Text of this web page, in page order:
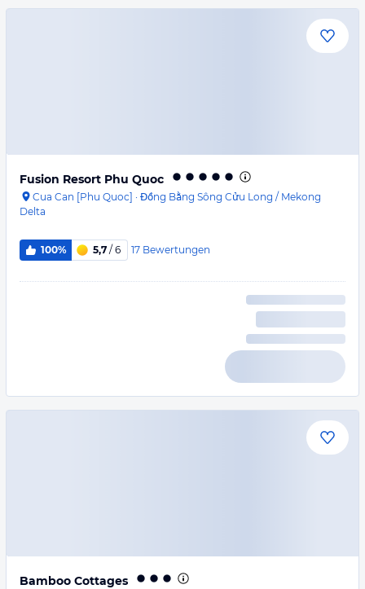
Fusion Resort Phu Quoc
Cua Can [Phu Quoc] · Đồng Bằng Sông Cửu Long / Mekong
Delta
100% 5,7 / 6 17 Bewertungen
Bamboo Cottages